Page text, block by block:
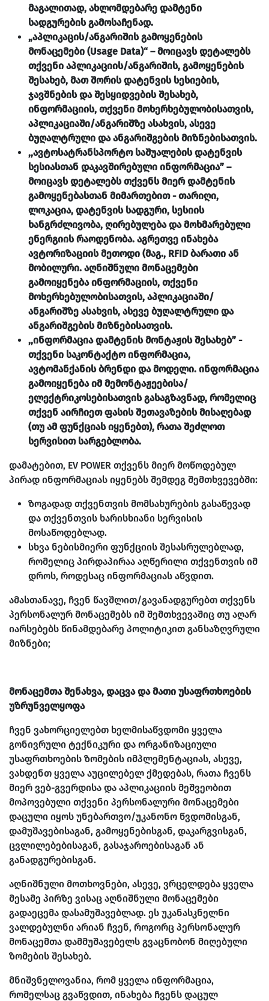
მაგალითად, ახლომდებარე დამტენი
სადგურების გამოსაჩენად.
„აპლიკაცის/ანგარიშის გამოყენების
მონაცემები (Usage Data)“ – მოიცავს დეტალებს
თქვენი აპლიკაციის/ანგარიშის, გამოყენების
შესახებ, მათ შორის დატენვის სესიების,
ჯავშნების და შესყიდვების შესახებ,
ინფორმაციის, თქვენი მოხერხებულობისათვის,
აპლიკაციაში/ანგარიშზე ასახვის, ასევე
ბუღალტრული და ანგარიშგების მიზნებისათვის.
,,ავტოსატრანსპორტო საშუალების დატენვის
სესიასთან დაკავშირებული ინფორმაცია” –
მოიცავს დეტალებს თქვენს მიერ დამტენის
გამოყენებასთან მიმართებით - თარიღი,
ლოკაცია, დატენვის სადგური, სესიის
ხანგრძლივობა, ღირებულება და მოხმარებული
ენერგიის რაოდენობა. აგრეთვე ინახება
ავტორიზაციის მეთოდი (მაგ., RFID ბარათი ან
მობილური. აღნიშნული მონაცემები
გამოიყენება ინფორმაციის, თქვენი
მოხერხებულობისათვის, აპლიკაციაში/
ანგარიშზე ასახვის, ასევე ბუღალტრული და
ანგარიშგების მიზნებისათვის.
,,ინფორმაცია დამტენის მონტაჟის შესახებ” -
თქვენი საკონტაქტო ინფორმაცია,
ავტომანქანის ბრენდი და მოდელი. ინფორმაცია
გამოიყენება იმ მემონტაჟეებისა/
ელექტრიკოსებისათვის გასაგზავნად, რომელიც
თქვენ აირჩიეთ ფასის შეთავაზების მისაღებად
(თუ ამ ფუნქციას იყენებთ), რათა შეძლოთ
სერვისით სარგებლობა.
დამატებით, EV POWER თქვენს მიერ მოწოდებულ
პირად ინფორმაციას იყენებს შემდეგ შემთხვევებში:
ზოგადად თქვენთვის მომსახურების გასაწევად
და თქვენთვის ხარისხიანი სერვისის
მოსაწოდებლად.
სხვა ნებისმიერი ფუნქციის შესასრულებლად,
რომელიც პირდაპირაა აღწერილი თქვენთვის იმ
დროს, როდესაც ინფორმაციას აწვდით.
ამასთანავე, ჩვენ წავშლით/გავანადგურებთ თქვენს
პერსონალურ მონაცემებს იმ შემთხვევაშიც თუ აღარ
იარსებებს წინამდებარე პოლიტიკით განსაზღვრული
მიზნები;
მონაცემთა შენახვა, დაცვა და მათი უსაფრთხოების
უზრუნველყოფა
ჩვენ ვახორციელებთ ხელმისაწვდომი ყველა
გონივრული ტექნიკური და ორგანიზაციული
უსაფრთხოების ზომების იმპლემენტაციას, ასევე,
ვახდენთ ყველა აუცილებელ ქმედებას, რათა ჩვენს
მიერ ვებ-გვერდისა და აპლიკაციის მეშვეობით
მოპოვებული თქვენი პერსონალური მონაცემები
დაცული იყოს უნებართვო/უკანონო წვდომისგან,
დამუშავებისაგან, გამოყენებისგან, დაკარგვისგან,
ცვლილებებისაგან, გასაჯაროებისაგან ან
განადგურებისგან.
აღნიშნული მოთხოვნები, ასევე, ვრცელდება ყველა
მესამე პირზე ვისაც აღნიშნული მონაცემები
გადაეცემა დასამუშავებლად. ეს უკანასკნელნი
ვალდებულნი არიან ჩვენ, როგორც პერსონალურ
მონაცემთა დამმუშავებელს გვაცნობონ მიღებული
ზომების შესახებ.
მნიშვნელოვანია, რომ ყველა ინფორმაცია,
რომელსაც გვაწვდით, ინახება ჩვენს დაცულ